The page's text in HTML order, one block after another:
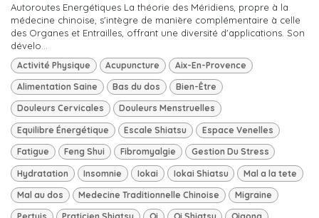
Autoroutes Energétiques La théorie des Méridiens, propre à la
médecine chinoise, s'intègre de manière complémentaire à celle
des Organes et Entrailles, offrant une diversité d'applications. Son
dévelo...
Activité Physique Acupuncture Aix-En-Provence
Alimentation Saine Bas du dos Bien-Être
Douleurs Cervicales Douleurs Menstruelles
Equilibre Énergétique Escale Shiatsu Espace Venelles
Fatigue Feng Shui Fibromyalgie Gestion Du Stress
Hydratation Insomnie Iokai Iokai Shiatsu Mal a la tete
Mal au dos Medecine Traditionnelle Chinoise Migraine